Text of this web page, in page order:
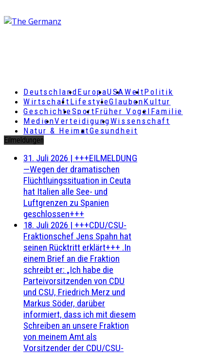
DeutschlandEuropaUSAWeltPolitik
Wirtschaft LifestyleGlaubenKultur
GeschichteSportFrüher Vogel Familie
MedienVerteidigungWissenschaft
Natur & HeimatGesundheit
Eilmeldungen
31. Juli 2026 | +++EILMELDUNG
—Wegen der dramatischen
Flüchtluingssituation in Ceuta
hat Italien alle See- und
Luftgrenzen zu Spanien
geschlossen+++
18. Juli 2026 | +++CDU/CSU-
Fraktionschef Jens Spahn hat
seinen Rücktritt erklärt+++ .In
einem Brief an die Fraktion
schreibt er: „Ich habe die
Parteivorsitzenden von CDU
und CSU, Friedrich Merz und
Markus Söder, darüber
informiert, dass ich mit diesem
Schreiben an unsere Fraktion
von meinem Amt als
Vorsitzender der CDU/CSU-